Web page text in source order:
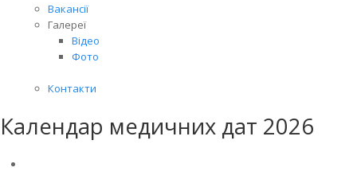
Вакансії
Галереї
Відео
Фото
Контакти
Календар медичних дат 2026